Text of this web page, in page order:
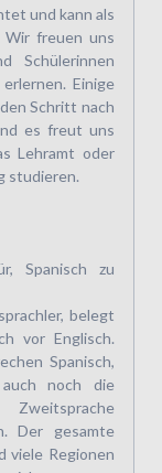
und kann als
Wir freuen uns
Schülerinnen
Einige
Schritt nach
es freut uns
Lehramt oder
studieren.
Spanisch zu
belegt
vor Englisch.
Spanisch,
noch die
Der gesamte
viele Regionen